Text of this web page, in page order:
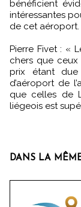
bénéficient
intéressantes
de cet aéroport.
Pierre Fivet : «
chers que
prix étant
d’aéroport de
que celles de
liégeois est
DANS LA